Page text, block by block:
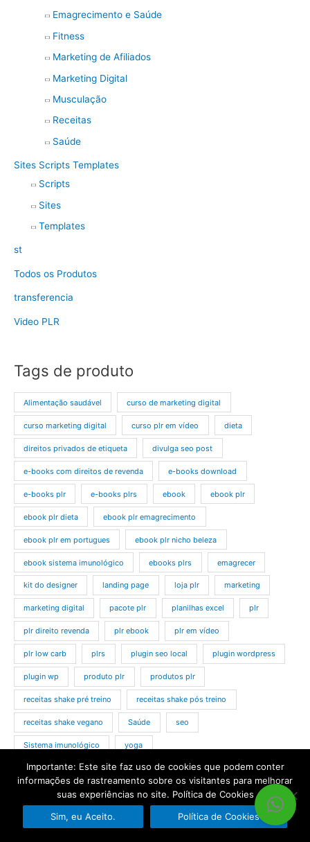
Emagrecimento e Saúde
Fitness
Marketing de Afiliados
Marketing Digital
Musculação
Receitas
Saúde
Sites Scripts Templates
Scripts
Sites
Templates
st
Todos os Produtos
transferencia
Video PLR
Tags de produto
Alimentação saudável curso de marketing digital
curso marketing digital curso plr em vídeo dieta
direitos privados de etiqueta divulga seo post
e-books com direitos de revenda e-books download
e-books plr e-books plrs ebook ebook plr
ebook plr dieta ebook plr emagrecimento
ebook plr em portugues ebook plr nicho beleza
ebook sistema imunológico ebooks plrs emagrecer
kit do designer landing page loja plr marketing
marketing digital pacote plr planilhas excel plr
plr direito revenda plr ebook plr em vídeo
plr low carb plrs plugin seo local plugin wordpress
plugin wp produto plr produtos plr
receitas shake pré treino receitas shake pós treino
receitas shake vegano Saúde seo
Sistema imunológico yoga
Localização
Importante: Este site faz uso de cookies que podem conter
informações de rastreamento sobre os visitantes para melhorar
suas experiências no site. Política de Cookies
Sim, eu Aceito.
Política de Cookies